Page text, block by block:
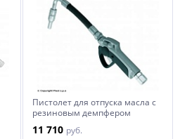
Пистолет для отпуска масла с
резиновым демпфером
11 710 руб.